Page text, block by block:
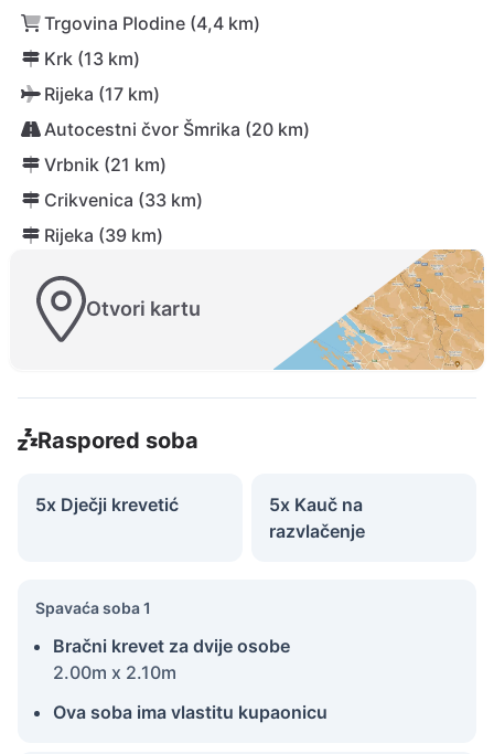
Trgovina Plodine (4,4 km)
Krk (13 km)
Rijeka (17 km)
Autocestni čvor Šmrika (20 km)
Vrbnik (21 km)
Crikvenica (33 km)
Rijeka (39 km)
Otvori kartu
Raspored soba
5x Dječji krevetić
5x Kauč na
razvlačenje
Spavaća soba 1
Bračni krevet za dvije osobe
2.00m x 2.10m
Ova soba ima vlastitu kupaonicu